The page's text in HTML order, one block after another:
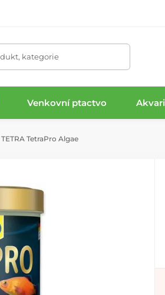
kategorie
Venkovní ptactvo
TETRA TetraPro Algae